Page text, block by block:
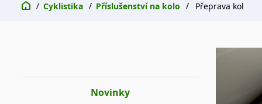
Cyklistika Příslušenství na kolo Přeprava kol
Novinky